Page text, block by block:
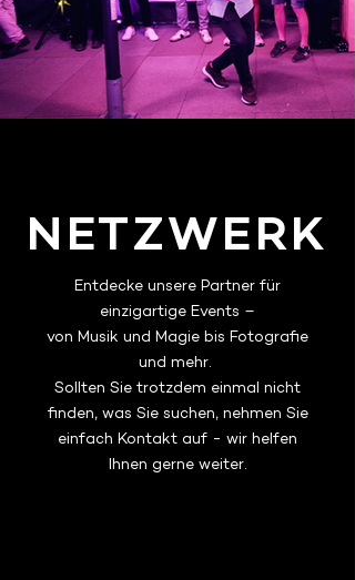
NETZWERK
Entdecke unsere Partner für
einzigartige Events –
von Musik und Magie bis Fotografie
und mehr.
Sollten Sie trotzdem einmal nicht
finden, was Sie suchen, nehmen Sie
einfach Kontakt auf - wir helfen
Ihnen gerne weiter.